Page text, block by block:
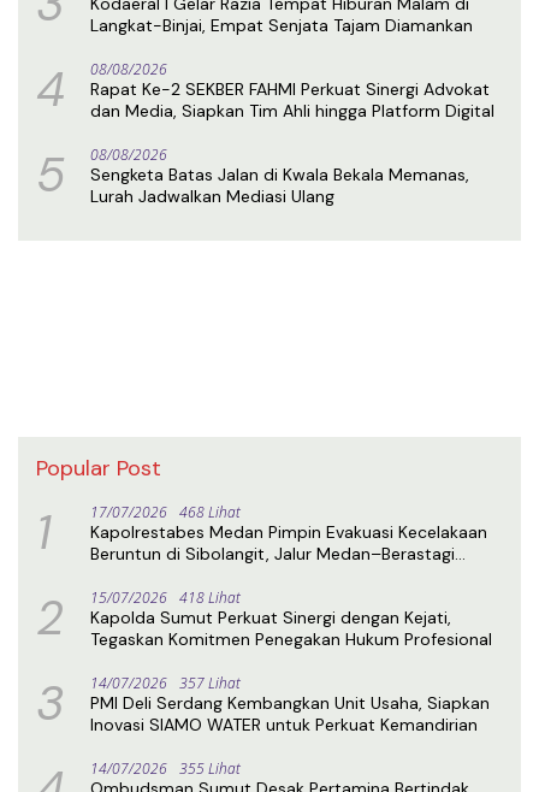
Langkat-Binjai, Empat Senjata Tajam Diamankan
4 08/08/2026
Rapat Ke-2 SEKBER FAHMI Perkuat Sinergi Advokat
dan Media, Siapkan Tim Ahli hingga Platform Digital
5 08/08/2026
Sengketa Batas Jalan di Kwala Bekala Memanas,
Lurah Jadwalkan Mediasi Ulang
Popular Post
1 17/07/2026 468 Lihat
Kapolrestabes Medan Pimpin Evakuasi Kecelakaan
Beruntun di Sibolangit, Jalur Medan–Berastagi
2 15/07/2026 418 Lihat
Kapolda Sumut Perkuat Sinergi dengan Kejati,
Tegaskan Komitmen Penegakan Hukum Profesional
3 14/07/2026 357 Lihat
PMI Deli Serdang Kembangkan Unit Usaha, Siapkan
Inovasi SIAMO WATER untuk Perkuat Kemandirian
14/07/2026 355 Lihat